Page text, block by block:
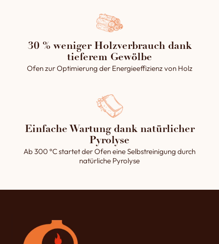
30 % weniger Holzverbrauch dank
tieferem Gewölbe
Ofen zur Optimierung der Energieeffizienz von Holz
Einfache Wartung dank natürlicher
Pyrolyse
Ab 300 °C startet der Ofen eine Selbstreinigung durch
natürliche Pyrolyse